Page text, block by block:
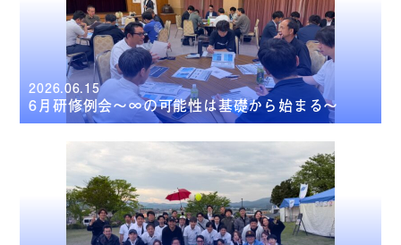
2026.06.15
6月研修例会～∞の可能性は基礎から始まる～